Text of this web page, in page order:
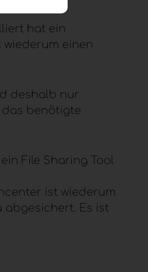
hat ein
einen
deshalb nur
das benötigte
File Sharing Tool
ist wiederum
abgesichert. Es ist